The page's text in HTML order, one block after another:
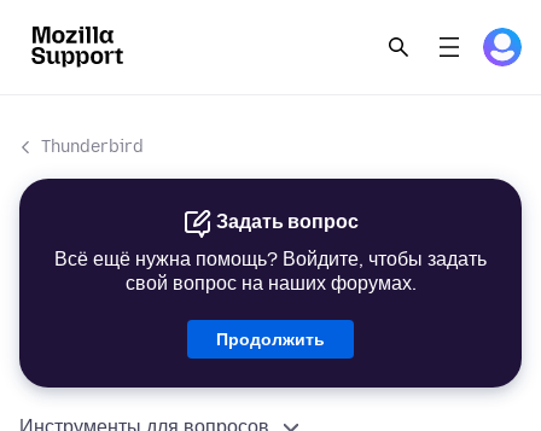
Thunderbird
Задать вопрос
Всё ещё нужна помощь? Войдите, чтобы задать
свой вопрос на наших форумах.
Продолжить